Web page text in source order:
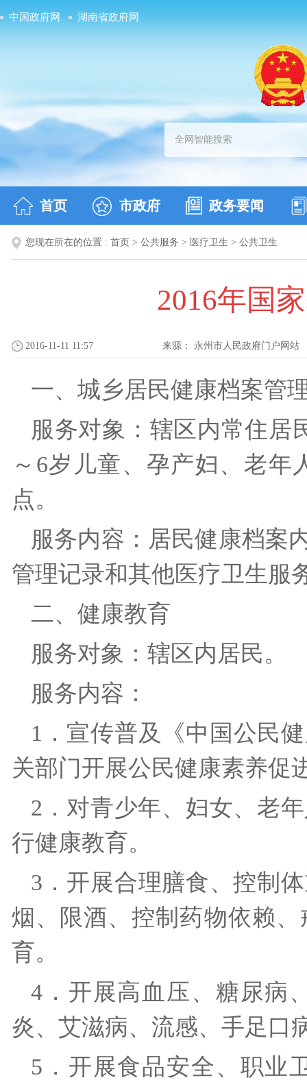
中国政府网 湖南省政府网
首页 市政府 政务要闻
您现在所在的位置 : 首页 > 公共服务 > 医疗卫生 > 公共卫生
2016年国
2016-11-11 11:57 来源： 永州市人民政府门户网站
一、城乡居民健康档案
服务对象：辖区内常住居
～6岁儿童、孕产妇、老
点。
服务内容：居民健康档案
管理记录和其他医疗卫生
二、健康教育
服务对象：辖区内居民
服务内容：
1．宣传普及《中国公民
关部门开展公民健康素养
2．对青少年、妇女、老
行健康教育。
3．开展合理膳食、控制
烟、限酒、控制药物依赖
育。
4．开展高血压、糖尿病
炎、艾滋病、流感、手足
5．开展食品安全、职业